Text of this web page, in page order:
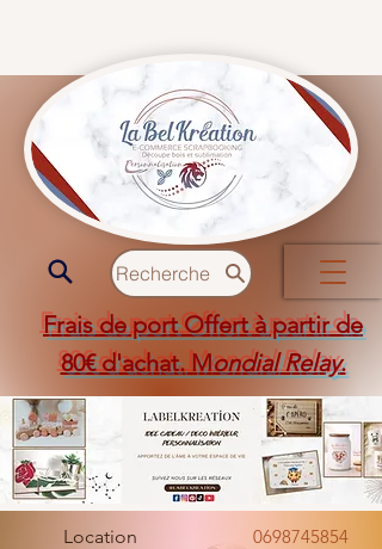
Recherche
Frais de port Offert à partir de
80€ d'achat. Mondial Relay.
Location 0698745854